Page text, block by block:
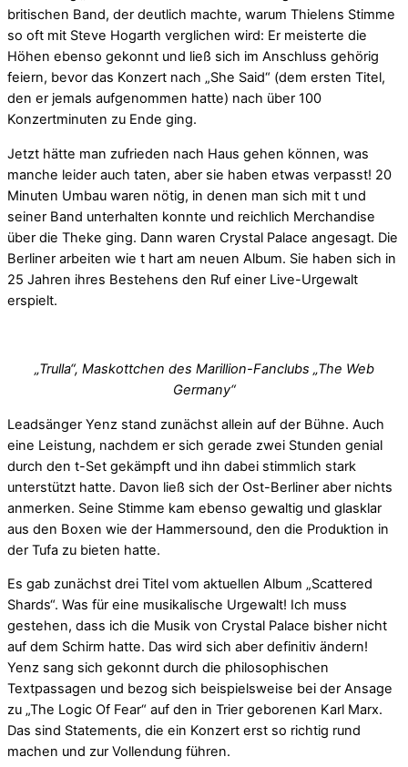
britischen Band, der deutlich machte, warum Thielens Stimme
so oft mit Steve Hogarth verglichen wird: Er meisterte die
Höhen ebenso gekonnt und ließ sich im Anschluss gehörig
feiern, bevor das Konzert nach „She Said“ (dem ersten Titel,
den er jemals aufgenommen hatte) nach über 100
Konzertminuten zu Ende ging.
Jetzt hätte man zufrieden nach Haus gehen können, was
manche leider auch taten, aber sie haben etwas verpasst! 20
Minuten Umbau waren nötig, in denen man sich mit t und
seiner Band unterhalten konnte und reichlich Merchandise
über die Theke ging. Dann waren Crystal Palace angesagt. Die
Berliner arbeiten wie t hart am neuen Album. Sie haben sich in
25 Jahren ihres Bestehens den Ruf einer Live-Urgewalt
erspielt.
„Trulla“, Maskottchen des Marillion-Fanclubs „The Web
Germany“
Leadsänger Yenz stand zunächst allein auf der Bühne. Auch
eine Leistung, nachdem er sich gerade zwei Stunden genial
durch den t-Set gekämpft und ihn dabei stimmlich stark
unterstützt hatte. Davon ließ sich der Ost-Berliner aber nichts
anmerken. Seine Stimme kam ebenso gewaltig und glasklar
aus den Boxen wie der Hammersound, den die Produktion in
der Tufa zu bieten hatte.
Es gab zunächst drei Titel vom aktuellen Album „Scattered
Shards“. Was für eine musikalische Urgewalt! Ich muss
gestehen, dass ich die Musik von Crystal Palace bisher nicht
auf dem Schirm hatte. Das wird sich aber definitiv ändern!
Yenz sang sich gekonnt durch die philosophischen
Textpassagen und bezog sich beispielsweise bei der Ansage
zu „The Logic Of Fear“ auf den in Trier geborenen Karl Marx.
Das sind Statements, die ein Konzert erst so richtig rund
machen und zur Vollendung führen.